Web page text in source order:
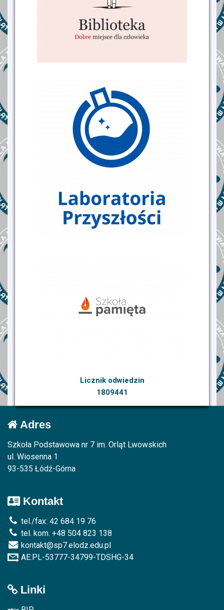
Licznik odwiedzin
1809441
Adres
Szkoła Podstawowa nr 7 im. Orląt Lwowskich
ul. Wiosenna 1
93-535 Łódź-Górna
Kontakt
tel./fax: 42 684 19 76
tel. kom. +48 504 823 138
kontakt@sp7.elodz.edu.pl
AE:PL-53777-34799-TDSHG-34
Linki